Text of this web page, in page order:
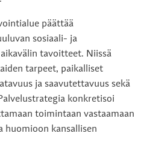
päättää
sosiaali- ja
tavoitteet. Niissä
tarpeet, paikalliset
ja saavutettavuus sekä
konkretisoi
toimintaan vastaamaan
huomioon kansallisen